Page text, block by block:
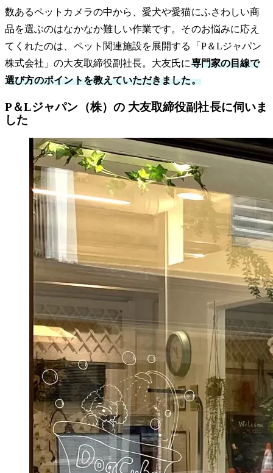
数あるペットカメラの中から、愛犬や愛猫にふさわしい商
品を選ぶのはなかなか難しい作業です。そのお悩みに応え
てくれたのは、ペット関連施設を展開する「P＆Lジャパン
株式会社」の大友取締役副社長。大友氏に専門家の目線で
選び方のポイントを教えていただきました。
P＆Lジャパン（株）の 大友取締役副社長に伺いま
した